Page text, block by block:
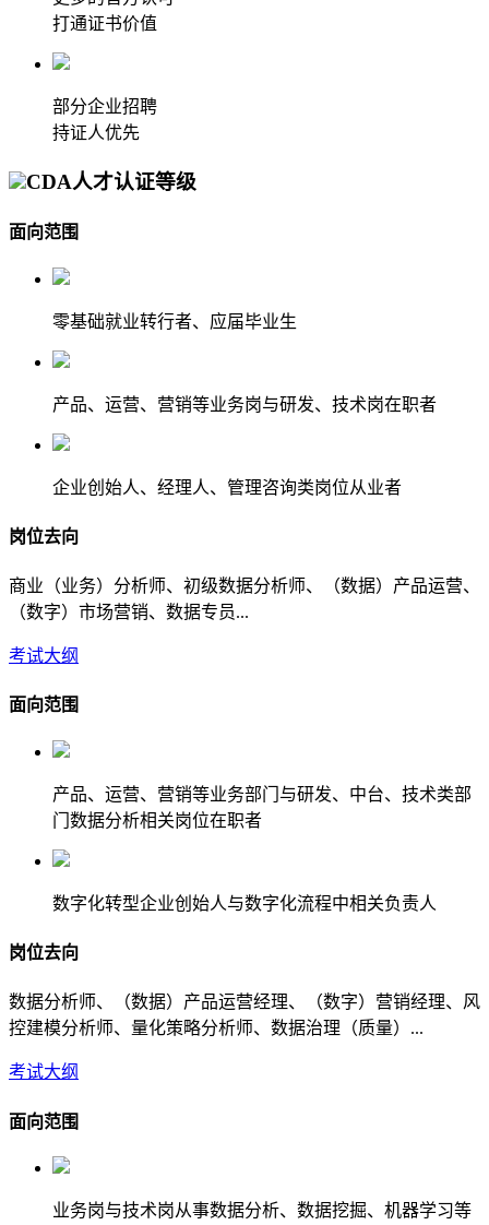
打通证书价值
部分企业招聘
持证人优先
CDA人才认证等级
面向范围
零基础就业转行者、应届毕业生
产品、运营、营销等业务岗与研发、技术岗在职者
企业创始人、经理人、管理咨询类岗位从业者
岗位去向
商业（业务）分析师、初级数据分析师、（数据）产品运营、
（数字）市场营销、数据专员...
考试大纲
面向范围
产品、运营、营销等业务部门与研发、中台、技术类部
门数据分析相关岗位在职者
数字化转型企业创始人与数字化流程中相关负责人
岗位去向
数据分析师、（数据）产品运营经理、（数字）营销经理、风
控建模分析师、量化策略分析师、数据治理（质量）...
考试大纲
面向范围
业务岗与技术岗从事数据分析、数据挖掘、机器学习等